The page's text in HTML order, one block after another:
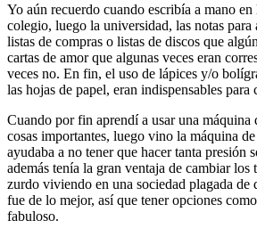
Yo aún recuerdo cuando escribía a mano en
colegio, luego la universidad, las notas para
listas de compras o listas de discos que
cartas de amor que algunas veces eran
veces no. En fin, el uso de lápices y/o
las hojas de papel, eran indispensables para
Cuando por fin aprendí a usar una máquina
cosas importantes, luego vino la máquina
ayudaba a no tener que hacer tanta presión
además tenía la gran ventaja de cambiar los
zurdo viviendo en una sociedad plagada de
fue de lo mejor, así que tener opciones
fabuloso.